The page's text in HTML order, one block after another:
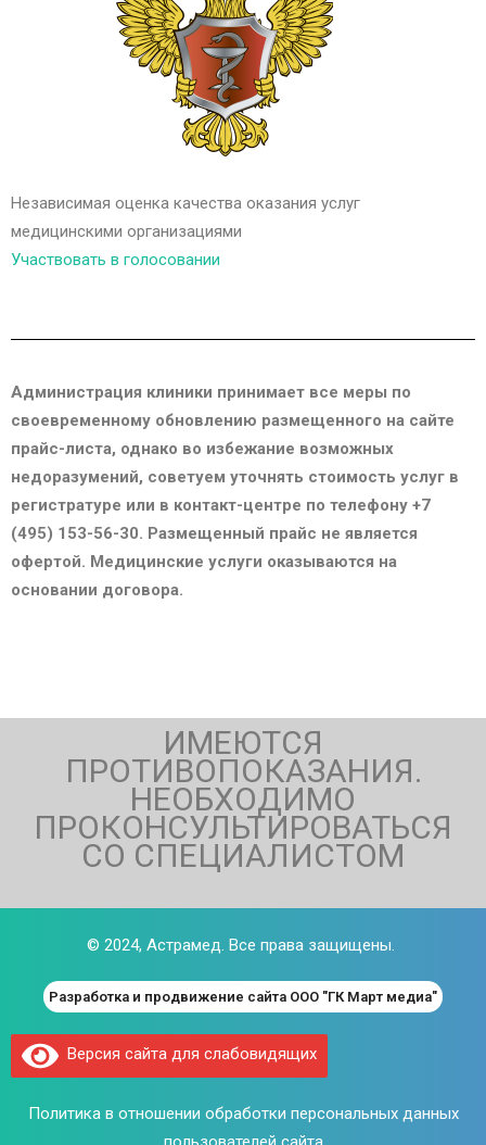
Независимая оценка качества оказания услуг
медицинскими организациями
Участвовать в голосовании
Администрация клиники принимает все меры по
своевременному обновлению размещенного на сайте
прайс-листа, однако во избежание возможных
недоразумений, советуем уточнять стоимость услуг в
регистратуре или в контакт-центре по телефону +7
(495) 153-56-30. Размещенный прайс не является
офертой. Медицинские услуги оказываются на
основании договора.
ИМЕЮТСЯ
ПРОТИВОПОКАЗАНИЯ.
НЕОБХОДИМО
ПРОКОНСУЛЬТИРОВАТЬСЯ
СО СПЕЦИАЛИСТОМ
© 2024, Астрамед . Все права защищены.
Разработка и продвижение сайта ООО "ГК Март медиа"
Версия сайта для слабовидящих
Политика в отношении обработки персональных данных